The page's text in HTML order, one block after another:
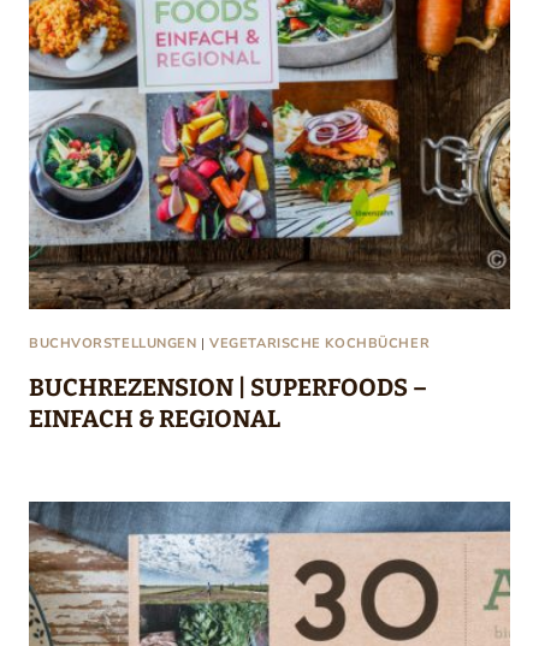
BUCHVORSTELLUNGEN |VEGETARISCHE KOCHBÜCHER
BUCHREZENSION | SUPERFOODS –
EINFACH & REGIONAL